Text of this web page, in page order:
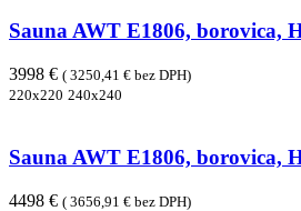
Sauna AWT E1806, borovica,
3998 € ( 3250,41 € bez DPH)
220x220 240x240
Sauna AWT E1806, borovica,
4498 € ( 3656,91 € bez DPH)